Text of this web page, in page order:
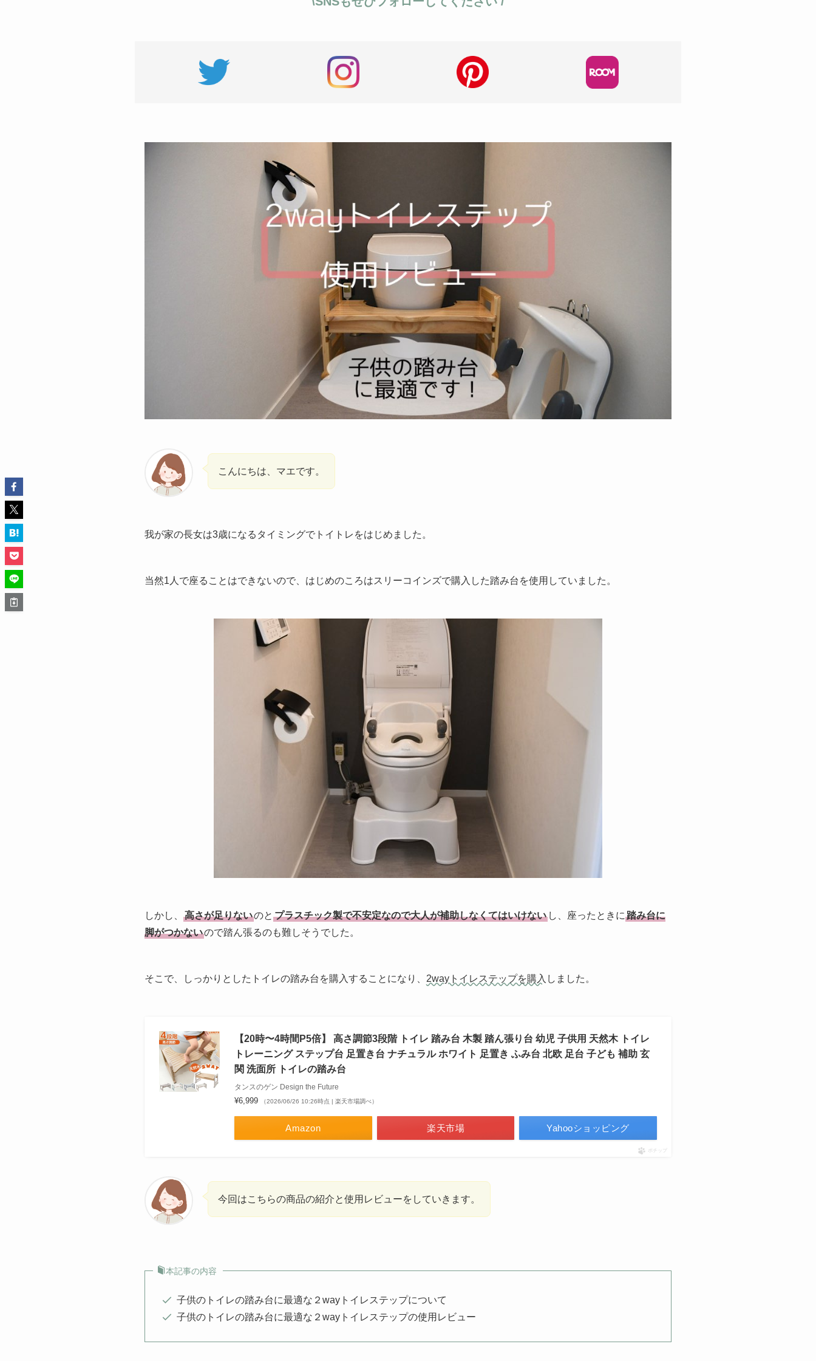
こんにちは、マエです。
我が家の長女は3歳になるタイミングでトイトレをはじめました。
当然1人で座ることはできないので、はじめのころはスリーコインズで購入した踏み台を使用していました。
しかし、 高さが足りないのと プラスチック製で不安定なので大人が補助しなくてはいけない し、座ったときに 踏み台に
脚がつかないので踏ん張るのも難しそう でした。
そこで、しっかりとしたトイレの踏み台を購入することになり、 2wayトイレステップを購入 しました。
【20時〜4時間P5倍】 高さ調節3段階 トイレ 踏み台 木製 踏ん張り台 幼児 子供用 天然木 トイレ
トレーニング ステップ台 足置き台 ナチュラル ホワイト 足置き ふみ台 北欧 足台 子ども 補助 玄
関 洗面所 トイレの踏み台
タンスのゲン Design the Future
¥6,999 （2026/06/26 10:26時点 | 楽天市場調べ）
Amazon 楽天市場 Yahooショッピング
ポチップ
今回はこちらの商品の紹介と使用レビューをしていきます。
本記事の内容
子供のトイレの踏み台に最適な２wayトイレステップについて
子供のトイレの踏み台に最適な２wayトイレステップの使用レビュー